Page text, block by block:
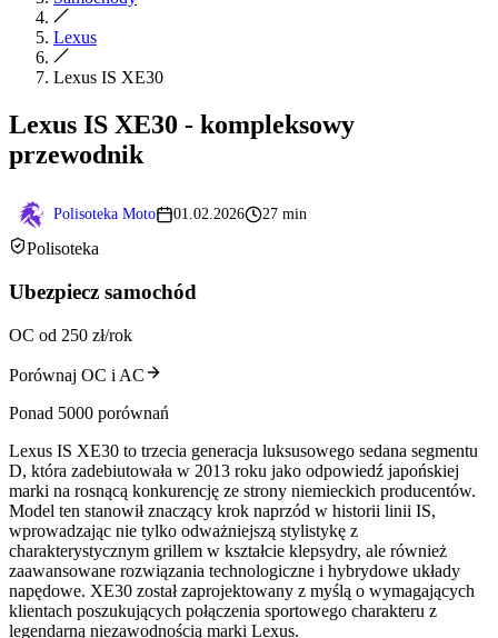
Lexus
Lexus IS XE30
Lexus IS XE30 - kompleksowy
przewodnik
Polisoteka Moto 01.02.2026 27 min
Polisoteka
Ubezpiecz samochód
OC od 250 zł/rok
Porównaj OC i AC
Ponad 5000 porównań
Lexus IS XE30 to trzecia generacja luksusowego sedana segmentu
D, która zadebiutowała w 2013 roku jako odpowiedź japońskiej
marki na rosnącą konkurencję ze strony niemieckich producentów.
Model ten stanowił znaczący krok naprzód w historii linii IS,
wprowadzając nie tylko odważniejszą stylistykę z
charakterystycznym grillem w kształcie klepsydry, ale również
zaawansowane rozwiązania technologiczne i hybrydowe układy
napędowe. XE30 został zaprojektowany z myślą o wymagających
klientach poszukujących połączenia sportowego charakteru z
legendarną niezawodnością marki Lexus.